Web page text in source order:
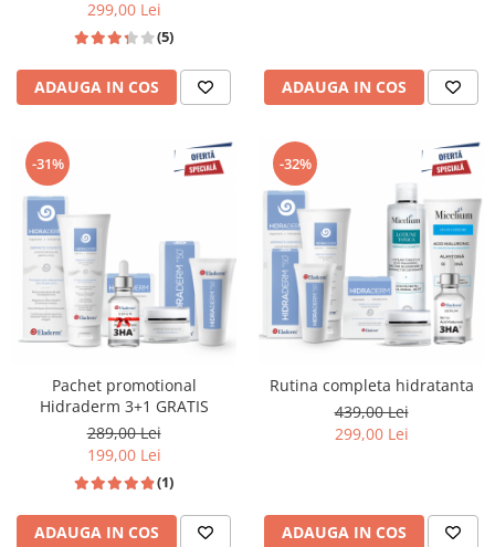
299,00 Lei
(5)
ADAUGA IN COS ADAUGA IN COS
-31%
Pachet promotional
Hidraderm 3+1 GRATIS
289,00 Lei
199,00 Lei
(1)
ADAUGA IN COS
-32%
Rutina completa hidratanta
439,00 Lei
299,00 Lei
ADAUGA IN COS